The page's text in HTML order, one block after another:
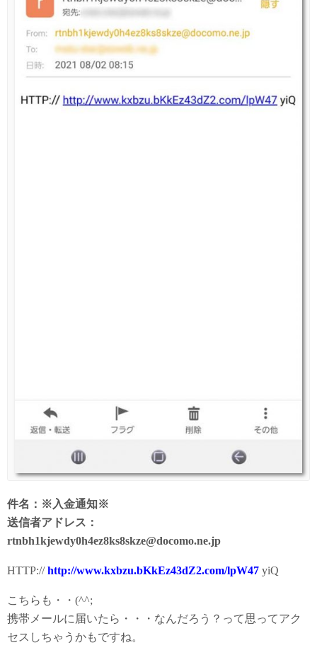
件名：※入金通知※
送信者アドレス：
rtnbh1kjewdy0h4ez8ks8skze@docomo.ne.jp
HTTP://http://www.kxbzu.bKkEz43dZ2.com/lpW47 yiQ
こちらも・・(^^;
携帯メールに届いたら・・・なんだろう？って思ってアク
セスしちゃうかもですね。